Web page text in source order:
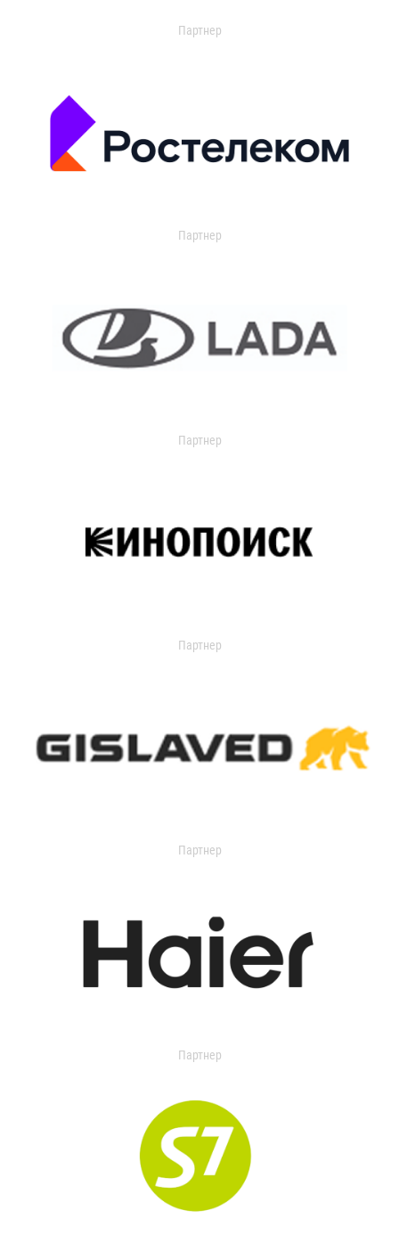
Партнер
Партнер
Партнер
Партнер
Партнер
Партнер